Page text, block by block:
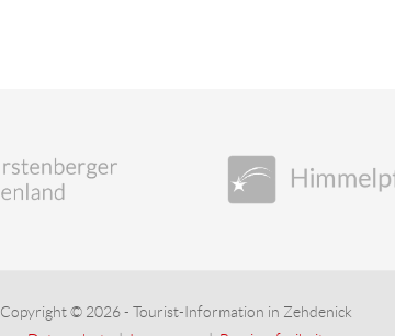
Copyright © 2026 - Tourist-Information in Zehdenick